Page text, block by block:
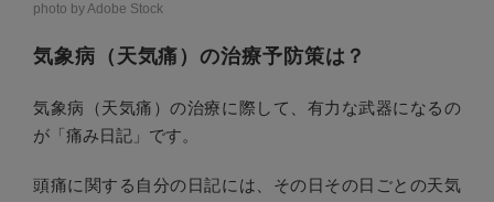
photo by Adobe Stock
気象病（天気痛）の治療予防策は？
気象病（天気痛）の治療に際して、有力な武器になるの
が「痛み日記」です。
頭痛に関する自分の日記には、その日その日ごとの天気